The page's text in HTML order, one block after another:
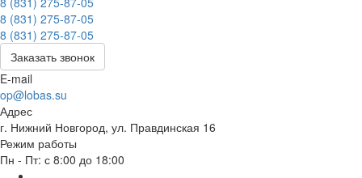
8 (831) 275-87-05
8 (831) 275-87-05
Заказать звонок
E-mail
op@lobas.su
Адрес
г. Нижний Новгород, ул. Правдинская 16
Режим работы
Пн - Пт: с 8:00 до 18:00